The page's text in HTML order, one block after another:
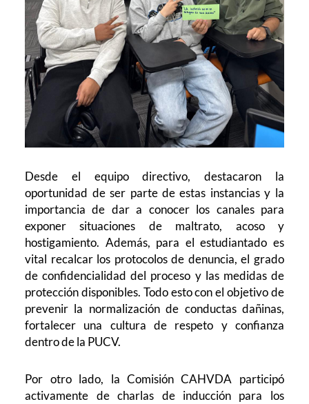
Desde el equipo directivo, destacaron la
oportunidad de ser parte de estas instancias y la
importancia de dar a conocer los canales para
exponer situaciones de maltrato, acoso y
hostigamiento. Además, para el estudiantado es
vital recalcar los protocolos de denuncia, el grado
de confidencialidad del proceso y las medidas de
protección disponibles. Todo esto con el objetivo de
prevenir la normalización de conductas dañinas,
fortalecer una cultura de respeto y confianza
dentro de la PUCV.
Por otro lado, la Comisión CAHVDA participó
activamente de charlas de inducción para los